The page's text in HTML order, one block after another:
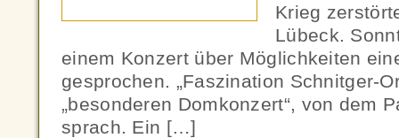
Krieg
Lübeck.
einem Konzert über Möglichkeiten
gesprochen. „Faszination Schnitger-
„besonderen Domkonzert“, von dem
sprach. Ein […]